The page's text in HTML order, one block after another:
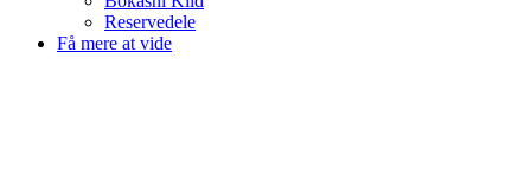
Reservedele
Få mere at vide